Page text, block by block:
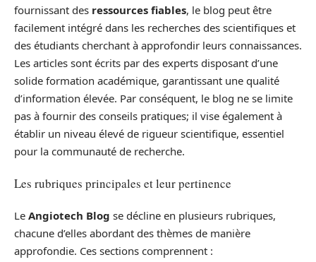
fournissant des ressources fiables, le blog peut être
facilement intégré dans les recherches des scientifiques et
des étudiants cherchant à approfondir leurs connaissances.
Les articles sont écrits par des experts disposant d’une
solide formation académique, garantissant une qualité
d’information élevée. Par conséquent, le blog ne se limite
pas à fournir des conseils pratiques; il vise également à
établir un niveau élevé de rigueur scientifique, essentiel
pour la communauté de recherche.
Les rubriques principales et leur pertinence
Le Angiotech Blog se décline en plusieurs rubriques,
chacune d’elles abordant des thèmes de manière
approfondie. Ces sections comprennent :